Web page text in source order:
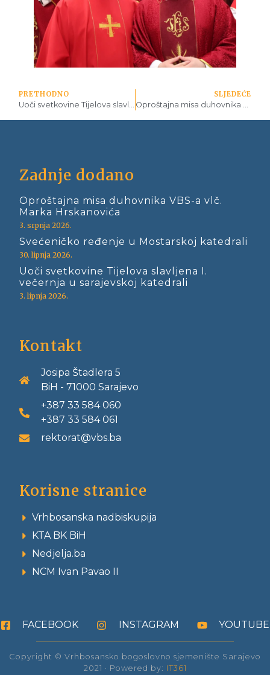
PRETHODNO
Uoči svetkovine Tijelova slavljena I. večernja u sarajevskoj katedrali
SLJEDEĆE
Oproštajna misa duhovnika VBS-a vlč. Marka Hrskanovića
Zadnje dodano
Oproštajna misa duhovnika VBS-a vlč.
Marka Hrskanovića
3. srpnja 2026.
Svećeničko ređenje u Mostarskoj katedrali
30. lipnja 2026.
Uoči svetkovine Tijelova slavljena I.
večernja u sarajevskoj katedrali
3. lipnja 2026.
Kontakt
Josipa Štadlera 5
BiH - 71000 Sarajevo
+387 33 584 060
+387 33 584 061
rektorat@vbs.ba
Korisne stranice
Vrhbosanska nadbiskupija
KTA BK BiH
Nedjelja.ba
NCM Ivan Pavao II
FACEBOOK INSTAGRAM YOUTUBE
Copyright © Vrhbosansko bogoslovno sjemenište Sarajevo
2021 · Powered by: IT361